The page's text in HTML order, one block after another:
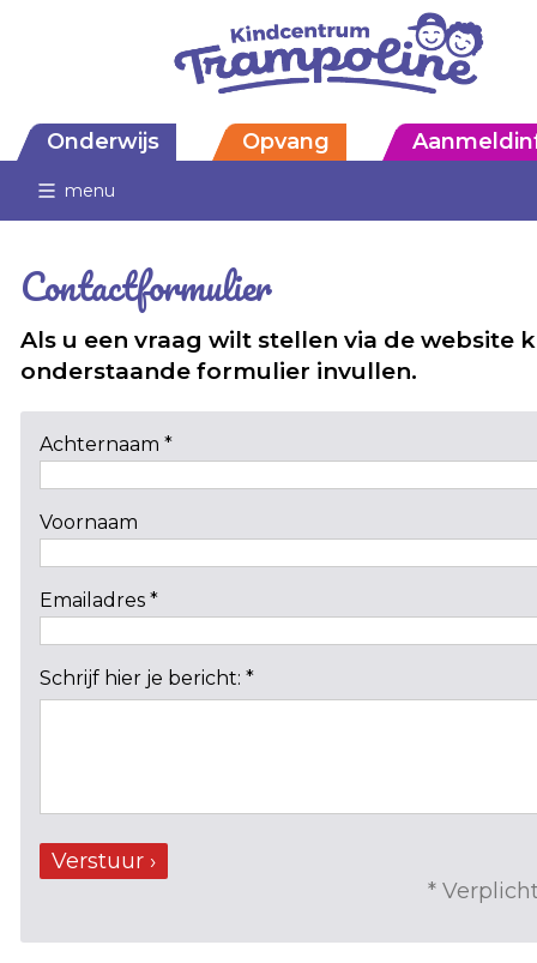
Onderwijs Opvang
menu
Contactformulier
Als u een vraag wilt stellen via de website
onderstaande formulier invullen.
Achternaam *
Voornaam
Emailadres *
Schrijf hier je bericht: *
Verstuur ›
*